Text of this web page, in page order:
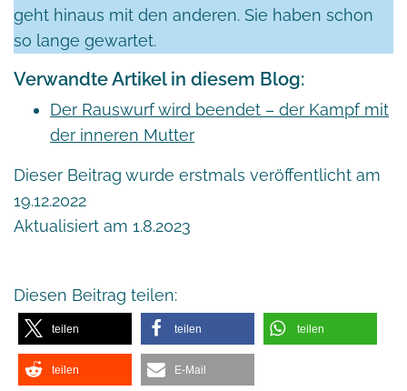
geht hinaus mit den anderen. Sie haben schon
so lange gewartet.
Verwandte Artikel in diesem Blog:
Der Rauswurf wird beendet – der Kampf mit
der inneren Mutter
Dieser Beitrag wurde erstmals veröffentlicht am
19.12.2022
Aktualisiert am 1.8.2023
Diesen Beitrag teilen:
teilen teilen teilen
teilen E-Mail